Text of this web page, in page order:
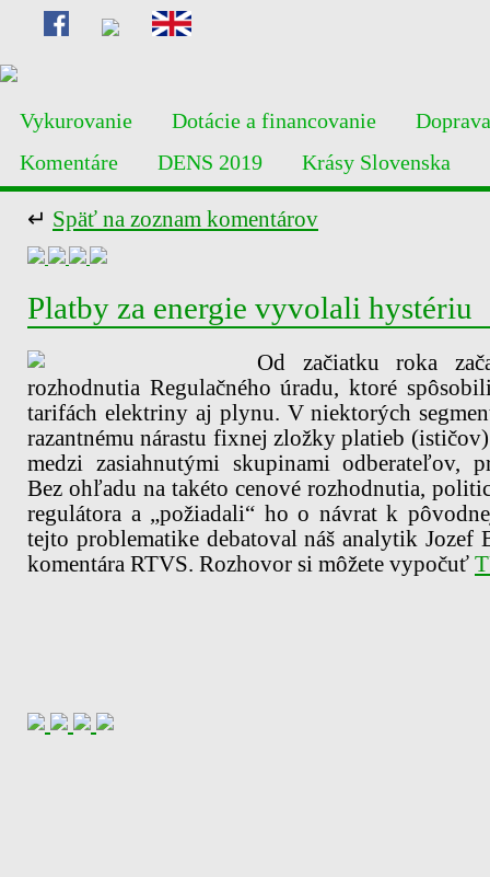
Vykurovanie Dotácie a financovanie
Doprava
Komentáre
DENS 2019 Krásy Slovenska
↵ Späť na zoznam komentárov
Platby za energie vyvolali hystériu
Od začiatku roka
rozhodnutia Regulačného úradu, ktoré
tarifách elektriny aj plynu. V niektorých
razantnému nárastu fixnej zložky platieb
medzi zasiahnutými skupinami odberateľov,
Bez ohľadu na takéto cenové rozhodnutia,
regulátora a „požiadali“ ho o návrat k
tejto problematike debatoval náš analytik Jozef
komentára RTVS. Rozhovor si môžete vypočuť